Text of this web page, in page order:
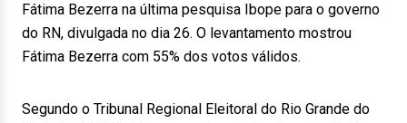
Fátima Bezerra na última pesquisa Ibope para o governo
do RN, divulgada no dia 26. O levantamento mostrou
Fátima Bezerra com 55% dos votos válidos.
Segundo o Tribunal Regional Eleitoral do Rio Grande do